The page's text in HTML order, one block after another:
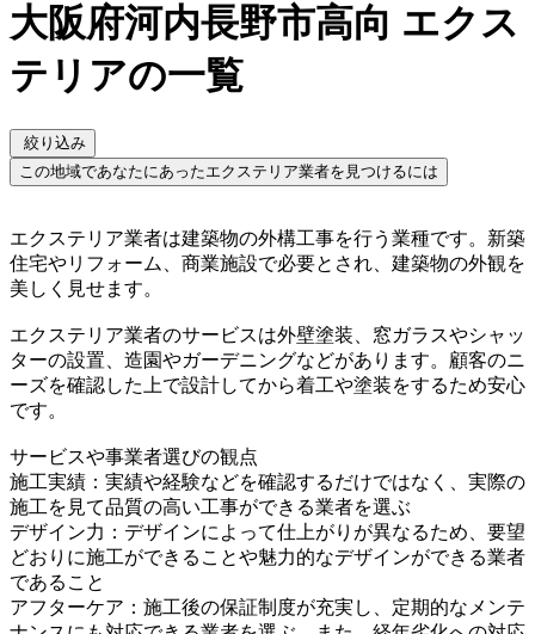
大阪府河内長野市高向 エクス
テリアの一覧
絞り込み
この地域であなたにあったエクステリア業者を見つけるには
エクステリア業者は建築物の外構工事を行う業種です。新築
住宅やリフォーム、商業施設で必要とされ、建築物の外観を
美しく見せます。
エクステリア業者のサービスは外壁塗装、窓ガラスやシャッ
ターの設置、造園やガーデニングなどがあります。顧客のニ
ーズを確認した上で設計してから着工や塗装をするため安心
です。
サービスや事業者選びの観点
施工実績：実績や経験などを確認するだけではなく、実際の
施工を見て品質の高い工事ができる業者を選ぶ
デザイン力：デザインによって仕上がりが異なるため、要望
どおりに施工ができることや魅力的なデザインができる業者
であること
アフターケア：施工後の保証制度が充実し、定期的なメンテ